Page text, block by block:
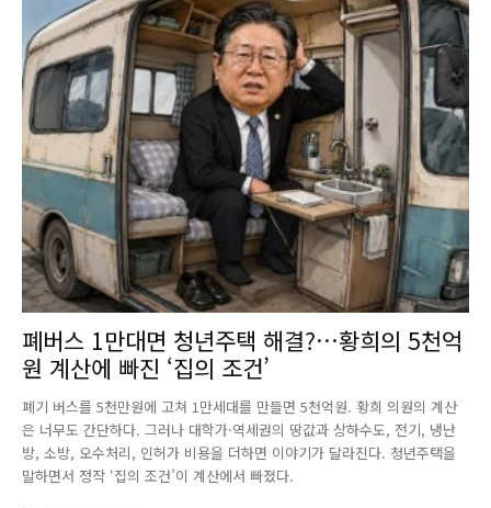
폐버스 1만대면 청년주택 해결?…황희의 5천억
원 계산에 빠진 ‘집의 조건’
폐기 버스를 5천만원에 고쳐 1만세대를 만들면 5천억원. 황희 의원의 계산
은 너무도 간단하다. 그러나 대학가·역세권의 땅값과 상하수도, 전기, 냉난
방, 소방, 오수처리, 인허가 비용을 더하면 이야기가 달라진다. 청년주택을
말하면서 정작 ‘집의 조건’이 계산에서 빠졌다.